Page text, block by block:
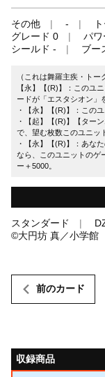
その他 -
グレード 0
パ
シールド -
ブー
（これは舞羅主疾・ト
【永】【(R)】：このユ
ードが「エスタシオン」
・【永】【(R)】：この
・【起】【(R)】【ター
で、望む枚数このユニッ
・【永】【(R)】：あな
なら、このユニットのゲ
ー＋5000。
スタンダード
©大円坊 真／小学館
前のカード
収録商品